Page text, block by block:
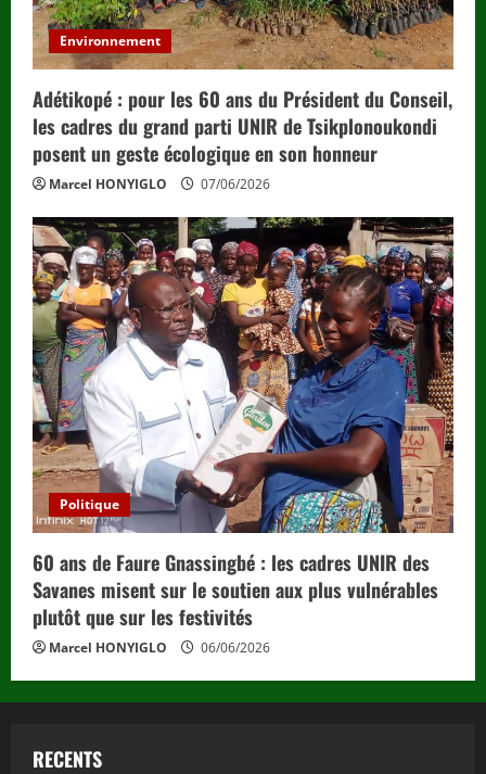
Environnement
Adétikopé : pour les 60 ans du Président du Conseil,
les cadres du grand parti UNIR de Tsikplonoukondi
posent un geste écologique en son honneur
Marcel HONYIGLO 07/06/2026
Politique
60 ans de Faure Gnassingbé : les cadres UNIR des
Savanes misent sur le soutien aux plus vulnérables
plutôt que sur les festivités
Marcel HONYIGLO 06/06/2026
RECENTS